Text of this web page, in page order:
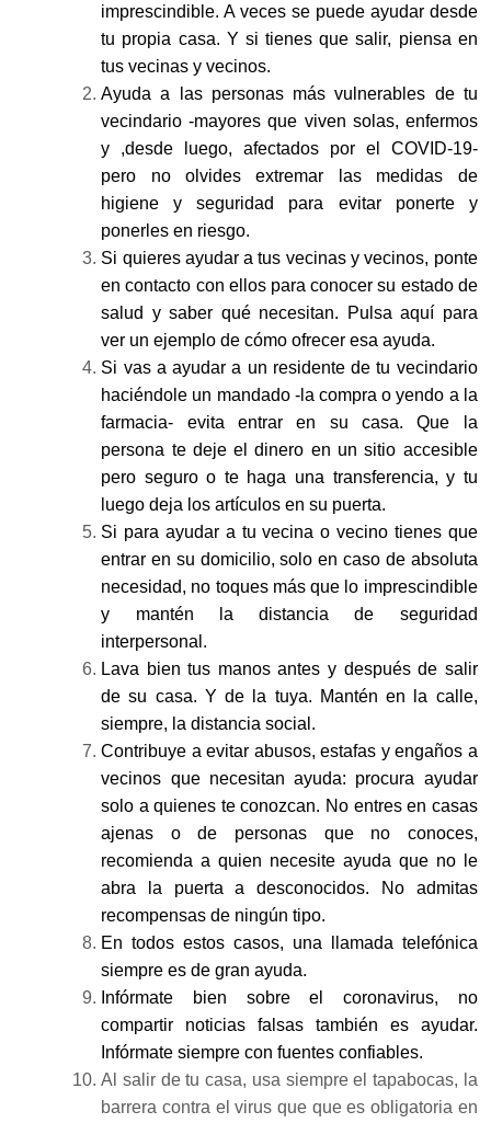
imprescindible. A veces se puede ayudar desde
tu propia casa. Y si tienes que salir, piensa en
tus vecinas y vecinos.
Ayuda a las personas más vulnerables de tu
vecindario -mayores que viven solas, enfermos
y ,desde luego, afectados por el COVID-19-
pero no olvides extremar las medidas de
higiene y seguridad para evitar ponerte y
ponerles en riesgo.
Si quieres ayudar a tus vecinas y vecinos, ponte
en contacto con ellos para conocer su estado de
salud y saber qué necesitan. Pulsa aquí para
ver un ejemplo de cómo ofrecer esa ayuda.
Si vas a ayudar a un residente de tu vecindario
haciéndole un mandado -la compra o yendo a la
farmacia- evita entrar en su casa. Que la
persona te deje el dinero en un sitio accesible
pero seguro o te haga una transferencia, y tu
luego deja los artículos en su puerta.
Si para ayudar a tu vecina o vecino tienes que
entrar en su domicilio, solo en caso de absoluta
necesidad, no toques más que lo imprescindible
y mantén la distancia de seguridad
interpersonal.
Lava bien tus manos antes y después de salir
de su casa. Y de la tuya. Mantén en la calle,
siempre, la distancia social.
Contribuye a evitar abusos, estafas y engaños a
vecinos que necesitan ayuda: procura ayudar
solo a quienes te conozcan. No entres en casas
ajenas o de personas que no conoces,
recomienda a quien necesite ayuda que no le
abra la puerta a desconocidos. No admitas
recompensas de ningún tipo.
En todos estos casos, una llamada telefónica
siempre es de gran ayuda.
Infórmate bien sobre el coronavirus, no
compartir noticias falsas también es ayudar.
Infórmate siempre con fuentes confiables.
Al salir de tu casa, usa siempre el tapabocas, la
barrera contra el virus que que es obligatoria en